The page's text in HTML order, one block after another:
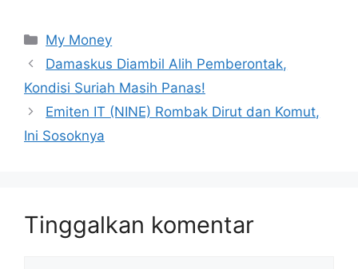
Kategori
My Money
Damaskus Diambil Alih Pemberontak,
Kondisi Suriah Masih Panas!
Emiten IT (NINE) Rombak Dirut dan Komut,
Ini Sosoknya
Tinggalkan komentar